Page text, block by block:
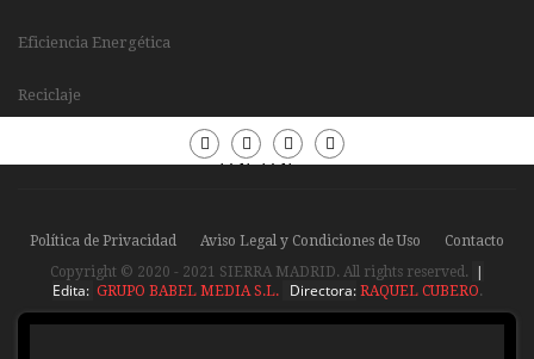
Eficiencia Energética
Reciclaje
Periódico
Periódico
Política de Privacidad Aviso Legal y Condiciones de Uso
Contacto
Copyright © 2020 - 2021 SIERRA MADRID. All rights reserved.
|
Edita: GRUPO BABEL MEDIA S.L. Directora:RAQUEL CUBERO.